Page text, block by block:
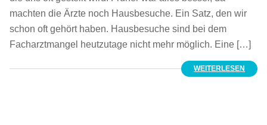
machten die Ärzte noch Hausbesuche. Ein Satz, den wir
schon oft gehört haben. Hausbesuche sind bei dem
Facharztmangel heutzutage nicht mehr möglich. Eine […]
WEITERLESEN